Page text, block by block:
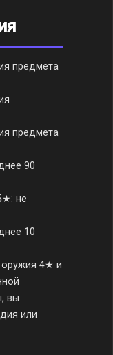
предмета
предмета
90
не
10
оружия 4★ и
вы
или